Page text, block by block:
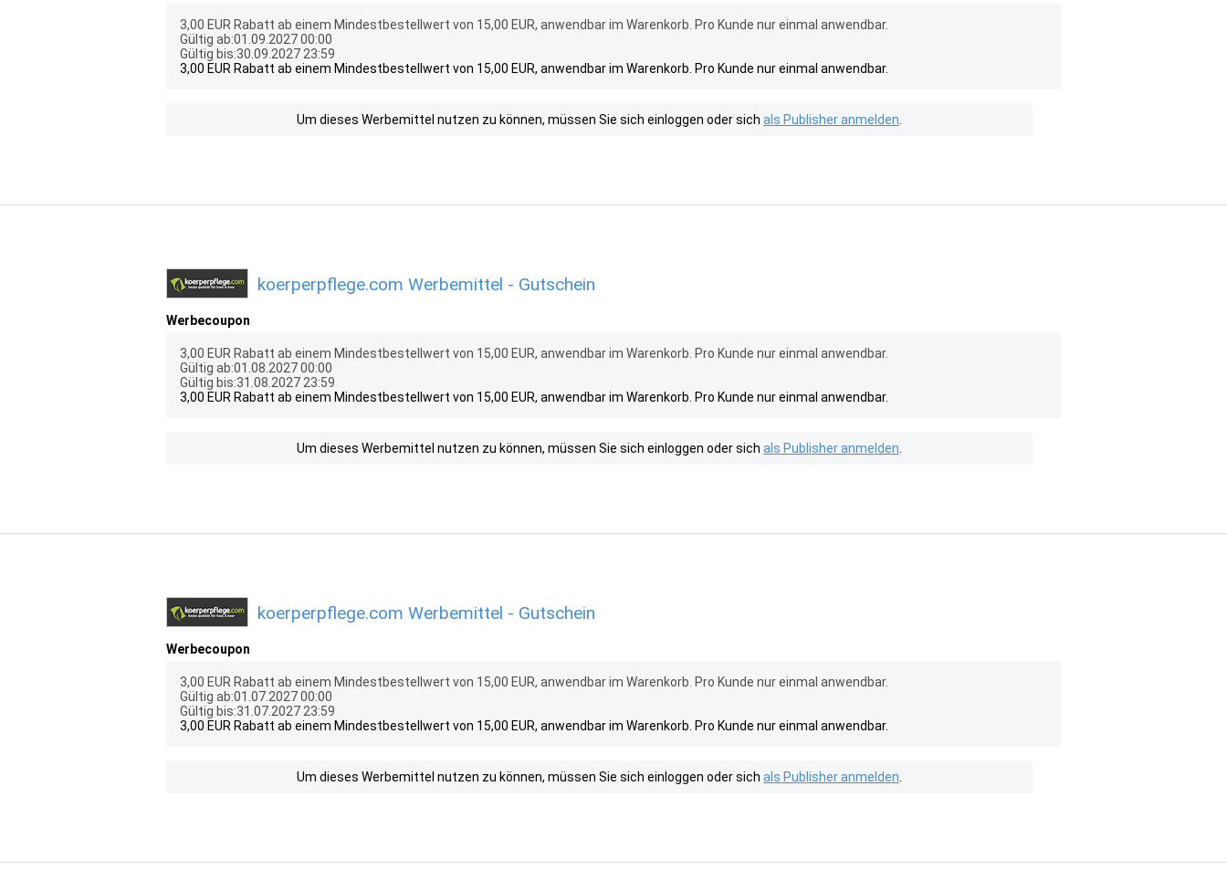
3,00 EUR Rabatt ab einem Mindestbestellwert von 15,00 EUR, anwendbar im Warenkorb. Pro Kunde nur einmal anwendbar.
Gültig ab:01.09.2027 00:00
Gültig bis:30.09.2027 23:59
3,00 EUR Rabatt ab einem Mindestbestellwert von 15,00 EUR, anwendbar im Warenkorb. Pro Kunde nur einmal anwendbar.
Um dieses Werbemittel nutzen zu können, müssen Sie sich einloggen oder sich als Publisher anmelden
koerperpflege.com Werbemittel - Gutschein
Werbecoupon
3,00 EUR Rabatt ab einem Mindestbestellwert von 15,00 EUR, anwendbar im Warenkorb. Pro Kunde nur einmal anwendbar.
Gültig ab:01.08.2027 00:00
Gültig bis:31.08.2027 23:59
3,00 EUR Rabatt ab einem Mindestbestellwert von 15,00 EUR, anwendbar im Warenkorb. Pro Kunde nur einmal anwendbar.
Um dieses Werbemittel nutzen zu können, müssen Sie sich einloggen oder sich als Publisher anmelden
koerperpflege.com Werbemittel - Gutschein
Werbecoupon
3,00 EUR Rabatt ab einem Mindestbestellwert von 15,00 EUR, anwendbar im Warenkorb. Pro Kunde nur einmal anwendbar.
Gültig ab:01.07.2027 00:00
Gültig bis:31.07.2027 23:59
3,00 EUR Rabatt ab einem Mindestbestellwert von 15,00 EUR, anwendbar im Warenkorb. Pro Kunde nur einmal anwendbar.
Um dieses Werbemittel nutzen zu können, müssen Sie sich einloggen oder sich als Publisher anmelden